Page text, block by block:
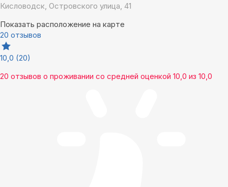
Кисловодск, Островского улица, 41
Показать расположение на карте
20 отзывов
10,0 (20)
20 отзывов о проживании со средней оценкой 10,0 из 10,0